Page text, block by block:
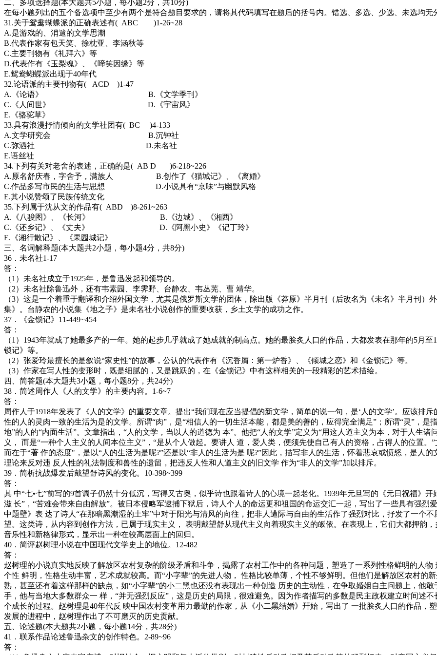
二、多项选择题(本大题共5小题，每小题2分，共10分)
在每小题列出的五个备选项中至少有两个是符合题目要求的，请将其代码填写在题后的括号内。错选、多选、少选、未选均无
31.关于鸳鸯蝴蝶派的正确表述有( ABC )1-26~28
A.是游戏的、消遣的文学思潮
B.代表作家有包天笑、徐枕亚、李涵秋等
C.主要刊物有《礼拜六》等
D.代表作有《玉梨魂》、《啼笑因缘》等
E.鸳鸯蝴蝶派出现于40年代
32.论语派的主要刊物有( ACD )1-47
A.《论语》 B.《文学季刊》
C.《人间世》 D.《宇宙风》
E.《骆驼草》
33.具有浪漫抒情倾向的文学社团有( BC )4-133
A.文学研究会 B.沉钟社
C.弥洒社 D.未名社
E.语丝社
34.下列有关对老舍的表述，正确的是( AB D )6-218~226
A.原名舒庆春，字舍予，满族人 B.创作了《猫城记》、《离婚》
C.作品多写市民的生活与思想 D.小说具有“京味”与幽默风格
E.其小说赞颂了民族传统文化
35.下列属于沈从文的作品有( ABD )8-261~263
A.《八骏图》、《长河》 B.《边城》、《湘西》
C.《还乡记》、《丈夫》 D.《阿黑小史》《记丁玲》
E.《湘行散记》、《果园城记》
三、名词解释题(本大题共2小题，每小题4分，共8分)
36．未名社1-17
答：
（1）未名社成立于1925年，是鲁迅发起和领导的。
（2）未名社除鲁迅外，还有韦素园、李霁野、台静农、韦丛芜、曹 靖华。
（3）这是一个着重于翻译和介绍外国文学，尤其是俄罗斯文学的团体，除出版《莽原》半月刊（后改名为《未名》半月刊
集》。台静农的小说集《地之子》是未名社小说创作的重要收获，乡土文学的成功之作。
37．《金锁记》11-449~454
答：
（1）1943年就成了她最多产的一年。她的起步几乎就成了她成就的制高点。她的最脍炙人口的作品，大都发表在那年的5月
锁记》等。
（2）张爱玲最擅长的是叙说“家史性”的故事，公认的代表作有《沉香屑：第一炉香》、《倾城之恋》和《金锁记》等。
（3）作家在写人性的变形时，既是细腻的，又是跳跃的，在《金锁记》中有这样相关的一段精彩的艺术描绘。
四、简答题(本大题共3小题，每小题8分，共24分)
38．简述周作人《人的文学》的主要内容。1-6~7
答：
周作人于1918年发表了《人的文学》的重要文章。提出“我们现在应当提倡的新文学，简单的说一句，是‘人的文学’。应该排
性的人的灵肉一致的生活为是的文学。所谓“肉”，是“相信人的一切生活本能，都是美的善的，应得完全满足”；所谓“灵”，是
地”的人的“内面生活”。文章指出，“人的文学，当以人的道德为 本”。他把“人的文学”定义为“用这人道主义为本，对于人生
义， 而是“一种个人主义的人间本位主义”，“是从个人做起。要讲人 道，爱人类，便须先使自己有人的资格，占得人的位置
而在于“著 作的态度"，是以“人的生活为是呢?”还是以“非人的生活为是 呢?”因此，描写非人的生活，怀着悲哀或愤怒，是人
理论来反对违 反人性的礼法制度和兽性的遗留，把违反人性和人道主义的旧文学 作为“非人的文学”加以排斥。
39．简析抗战爆发后戴望舒诗风的变化。10-398~399
答：
其 中“七•七”前写的9首调子仍然十分低沉，写得又古奥，似乎诗也跟着诗人的心境一起老化。1939年元旦写的《元日祝福》
滋 长”，“苦难会带来自由解放”。被日本侵略军逮捕下狱后，诗人个人的命运更和祖国的命运交汇一起，写出了一些具有强
中题壁》表 达了诗人“在那暗黑潮湿的土牢”中对于阳光与清风的向往，把非人遭际与自由的生活作了强烈对比，抒发了一个
望。这类诗，从内容到创作方法，已属于现实主义， 表明戴望舒从现代主义向着现实主义的皈依。在表现上，它们大都押韵
音乐性和新格律形式，显示出一种在较高层面上的回归。
40．简评赵树理小说在中国现代文学史上的地位。12-482
答：
赵树理的小说真实地反映了解放区农村复杂的阶级矛盾和斗争，揭露了农村工作中的各种问题，塑造了一系列性格鲜明的人
个性 鲜明，性格生动丰富，艺术成就较高。而“小字辈”的先进人物， 性格比较单薄，个性不够鲜明。但他们是解放区农村的
熟，甚至还有着这样那样的缺点，如“小字辈”的小二黑也还没有表现出一种创造 历史的主动性，在争取婚姻自主问题上，他
手，他与当地大多数群众一 样，“并无强烈反应”，这是历史的局限，很难避免。因为作者描写的多数是民主政权建立时间述
个成长的过程。赵树理是40年代反 映中国农村变革用力最勤的作家，从《小二黑结婚》幵始，写出了 一批脍炙人口的作品，
发展的进程中，赵树理作出了不可磨灭的历史贡献。
五、论述题(本大题共2小题，每小题14分，共28分)
41．联系作品论述鲁迅杂文的创作特色。2-89~96
答：